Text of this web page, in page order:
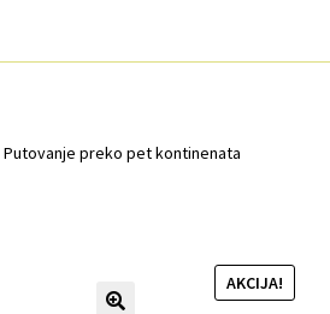
preko pet kontinenata
AKCIJA!